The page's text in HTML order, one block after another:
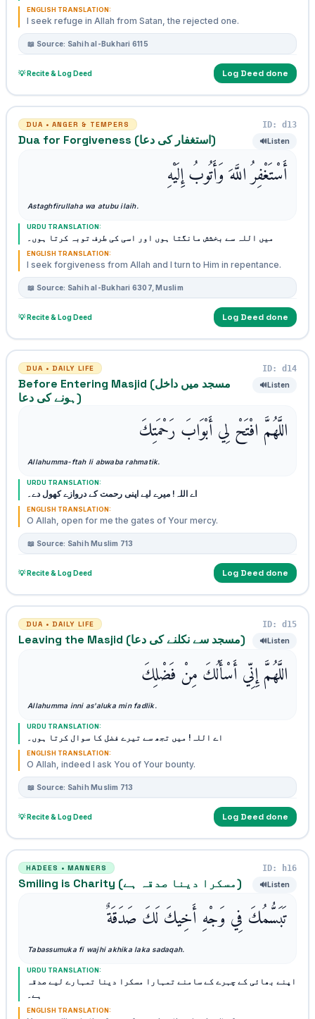
ENGLISH TRANSLATION:
I seek refuge in Allah from Satan, the rejected one.
📖 Source: Sahih al-Bukhari 6115
💡 Recite & Log Deed Log Deed done
DUA • ANGER & TEMPERS ID: d13
Dua for Forgiveness (استغفار کی دعا) 🔊Listen
أَسْتَغْفِرُ اللَّهَ وَأَتُوبُ إِلَيْهِ
Astaghfirullaha wa atubu ilaih.
URDU TRANSLATION:
میں اللہ سے بخشش مانگتا ہوں اور اسی کی طرف توبہ کرتا ہوں۔
ENGLISH TRANSLATION:
I seek forgiveness from Allah and I turn to Him in repentance.
📖 Source: Sahih al-Bukhari 6307, Muslim
💡 Recite & Log Deed Log Deed done
DUA • DAILY LIFE ID: d14
Before Entering Masjid (مسجد میں داخل
ہونے کی دعا)
🔊Listen
اللَّهُمَّ افْتَحْ لِي أَبْوَابَ رَحْمَتِكَ
Allahumma-ftah li abwaba rahmatik.
URDU TRANSLATION:
اے اللہ! میرے لیے اپنی رحمت کے دروازے کھول دے۔
ENGLISH TRANSLATION:
O Allah, open for me the gates of Your mercy.
📖 Source: Sahih Muslim 713
💡 Recite & Log Deed Log Deed done
DUA • DAILY LIFE ID: d15
Leaving the Masjid (مسجد سے نکلنے کی دعا) 🔊Listen
اللَّهُمَّ إِنِّي أَسْأَلُكَ مِنْ فَضْلِكَ
Allahumma inni as'aluka min fadlik.
URDU TRANSLATION:
اے اللہ! میں تجھ سے تیرے فضل کا سوال کرتا ہوں۔
ENGLISH TRANSLATION:
O Allah, indeed I ask You of Your bounty.
📖 Source: Sahih Muslim 713
💡 Recite & Log Deed Log Deed done
HADEES • MANNERS ID: h16
Smiling is Charity (مسکرا دینا صدقہ ہے) 🔊Listen
تَبَسُّمُكَ فِي وَجْهِ أَخِيكَ لَكَ صَدَقَةٌ
Tabassumuka fi wajhi akhika laka sadaqah.
URDU TRANSLATION:
اپنے بھائی کے چہرے کے سامنے تمہارا مسکرا دینا تمہارے لیے صدقہ
ہے۔
ENGLISH TRANSLATION: